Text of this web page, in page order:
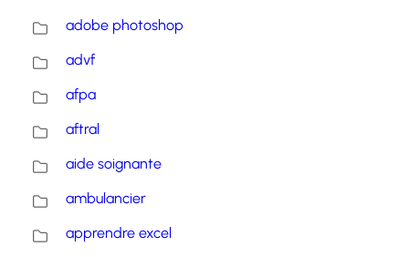
adobe photoshop
advf
afpa
aftral
aide soignante
ambulancier
apprendre excel